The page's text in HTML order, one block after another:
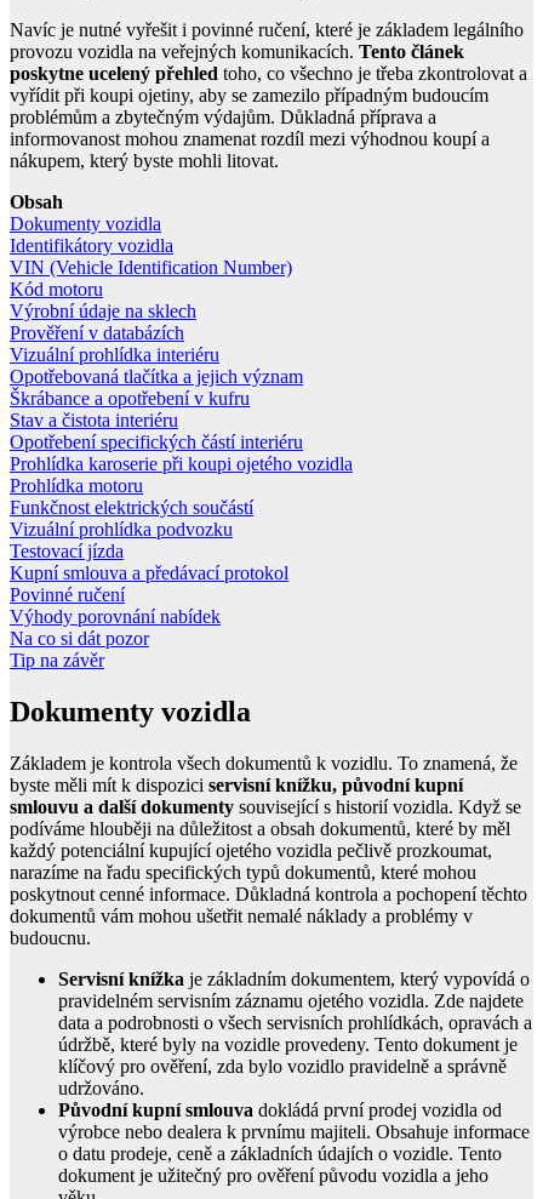
Navíc je nutné vyřešit i povinné ručení, které je základem legálního
provozu vozidla na veřejných komunikacích. Tento článek
poskytne ucelený přehled toho, co všechno je třeba zkontrolovat a
vyřídit při koupi ojetiny, aby se zamezilo případným budoucím
problémům a zbytečným výdajům. Důkladná příprava a
informovanost mohou znamenat rozdíl mezi výhodnou koupí a
nákupem, který byste mohli litovat.
Obsah
Dokumenty vozidla
Identifikátory vozidla
VIN (Vehicle Identification Number)
Kód motoru
Výrobní údaje na sklech
Prověření v databázích
Vizuální prohlídka interiéru
Opotřebovaná tlačítka a jejich význam
Škrábance a opotřebení v kufru
Stav a čistota interiéru
Opotřebení specifických částí interiéru
Prohlídka karoserie při koupi ojetého vozidla
Prohlídka motoru
Funkčnost elektrických součástí
Vizuální prohlídka podvozku
Testovací jízda
Kupní smlouva a předávací protokol
Povinné ručení
Výhody porovnání nabídek
Na co si dát pozor
Tip na závěr
Dokumenty vozidla
Základem je kontrola všech dokumentů k vozidlu. To znamená, že
byste měli mít k dispozici servisní knížku, původní kupní
smlouvu a další dokumenty související s historií vozidla. Když se
podíváme hlouběji na důležitost a obsah dokumentů, které by měl
každý potenciální kupující ojetého vozidla pečlivě prozkoumat,
narazíme na řadu specifických typů dokumentů, které mohou
poskytnout cenné informace. Důkladná kontrola a pochopení těchto
dokumentů vám mohou ušetřit nemalé náklady a problémy v
budoucnu.
Servisní knížka je základním dokumentem, který vypovídá o
pravidelném servisním záznamu ojetého vozidla. Zde najdete
data a podrobnosti o všech servisních prohlídkách, opravách a
údržbě, které byly na vozidle provedeny. Tento dokument je
klíčový pro ověření, zda bylo vozidlo pravidelně a správně
udržováno.
Původní kupní smlouva dokládá první prodej vozidla od
výrobce nebo dealera k prvnímu majiteli. Obsahuje informace
o datu prodeje, ceně a základních údajích o vozidle. Tento
dokument je užitečný pro ověření původu vozidla a jeho